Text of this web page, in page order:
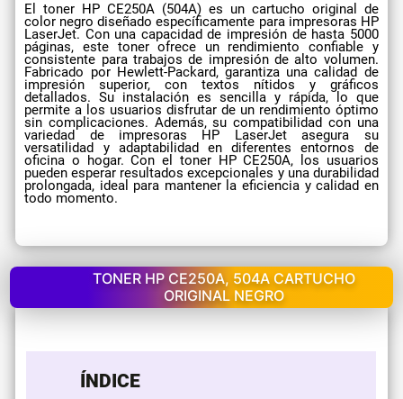
El toner HP CE250A (504A) es un cartucho original de
color negro diseñado específicamente para impresoras HP
LaserJet. Con una capacidad de impresión de hasta 5000
páginas, este toner ofrece un rendimiento confiable y
consistente para trabajos de impresión de alto volumen.
Fabricado por Hewlett-Packard, garantiza una calidad de
impresión superior, con textos nítidos y gráficos
detallados. Su instalación es sencilla y rápida, lo que
permite a los usuarios disfrutar de un rendimiento óptimo
sin complicaciones. Además, su compatibilidad con una
variedad de impresoras HP LaserJet asegura su
versatilidad y adaptabilidad en diferentes entornos de
oficina o hogar. Con el toner HP CE250A, los usuarios
pueden esperar resultados excepcionales y una durabilidad
prolongada, ideal para mantener la eficiencia y calidad en
todo momento.
TONER HP CE250A, 504A CARTUCHO
ORIGINAL NEGRO
ÍNDICE